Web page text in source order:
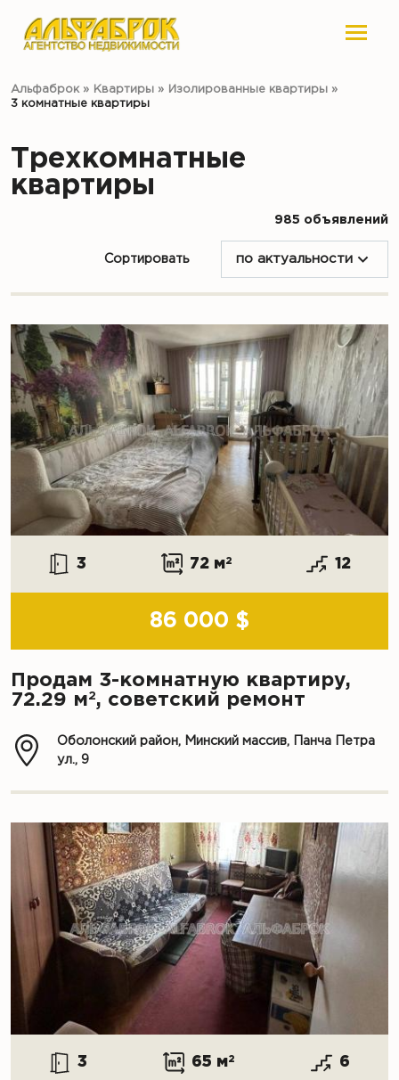
Альфаброк » Квартиры » Изолированные квартиры »
3 комнатные квартиры
Трехкомнатные
квартиры
985 объявлений
Сортировать по актуальности
3 72 м2 12
86 000 $
Продам 3-комнатную квартиру,
72.29 м2, советский ремонт
Оболонский район, Минский массив, Панча Петра
ул., 9
3 65 м2 6